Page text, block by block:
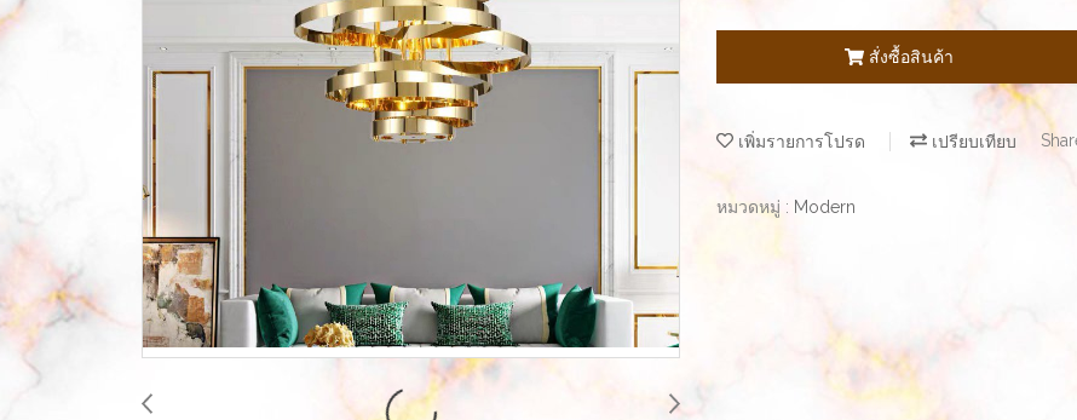
สั่งซื้อสินค้า
เพิ่มรายการโปรด เปรียบเทียบ
หมวดหมู่ : Modern